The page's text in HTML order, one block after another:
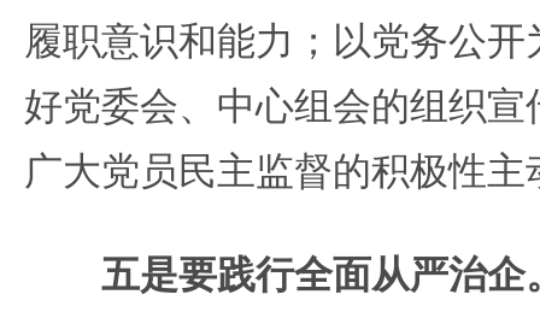
履职意识和能力；以党务公
好党委会、中心组会的组织
广大党员民主监督的积极性主
五是要践行全面从严治企